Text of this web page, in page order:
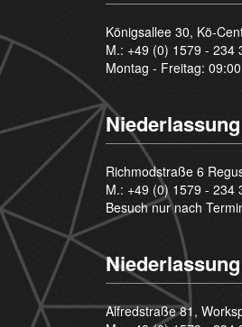
Königsallee 30, Kö-
M.: +49 (0) 1579 - 234
Montag - Freitag:
Richmodstraße 6
M.: +49 (0) 1579 - 234
Besuch nur nach
Alfredstraße 81,